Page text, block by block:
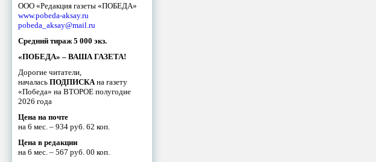
ООО «Редакция газеты «ПОБЕДА»
www.pobeda-aksay.ru
pobeda_aksay@mail.ru
Средний тираж 5 000 экз.
«ПОБЕДА» – ВАША ГАЗЕТА!
Дорогие читатели,
началась ПОДПИСКА на газету
«Победа» на ВТОРОЕ полугодие
2026 года
Цена на почте
на 6 мес. – 934 руб. 62 коп.
Цена в редакции
на 6 мес. – 567 руб. 00 коп.